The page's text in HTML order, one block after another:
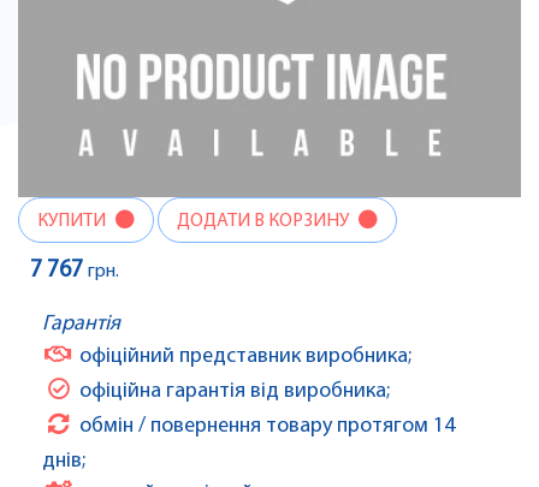
КУПИТИ ДОДАТИ В КОРЗИНУ
7 767 грн.
Гарантія
офіційний представник виробника;
офіційна гарантія від виробника;
обмін / повернення товару протягом 14
днів;